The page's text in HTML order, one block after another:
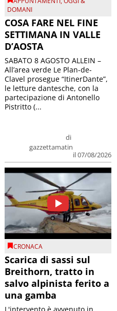
DOMANI
COSA FARE NEL FINE
SETTIMANA IN VALLE
D’AOSTA
di
gazzettamatin
il 07/08/2026
SABATO 8 AGOSTO ALLEIN –
All’area verde Le Plan-de-
Clavel prosegue “ItinerDante”,
le letture dantesche, con la
partecipazione di Antonello
Pistritto (...
CRONACA
Scarica di sassi sul
Breithorn, tratto in
salvo alpinista ferito a
una gamba
L'intervento è avvenuto in